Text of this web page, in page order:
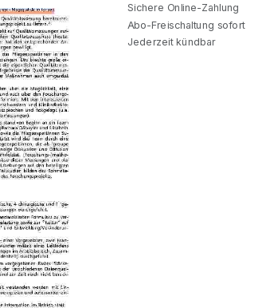
Sichere Online-Zahlung
Abo-Freischaltung sofort
Jederzeit kündbar